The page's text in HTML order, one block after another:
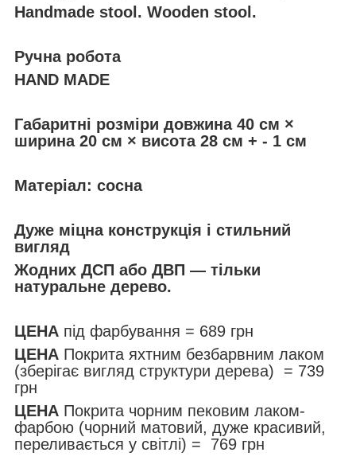
Handmade stool. Wooden stool.
Ручна робота
HAND MADE
Габаритні розміри довжина 40 см ×
ширина 20 см × висота 28 см + - 1 cм
Матеріал: сосна
Дуже міцна конструкція і стильний
вигляд
Жодних ДСП або ДВП — тільки
натуральне дерево.
ЦЕНА під фарбування = 689 грн
ЦЕНА Покрита яхтним безбарвним лаком
(зберігає вигляд структури дерева) = 739
грн
ЦЕНА Покрита чорним пековим лаком-
фарбою (чорний матовий, дуже красивий,
переливається у світлі) = 769 грн